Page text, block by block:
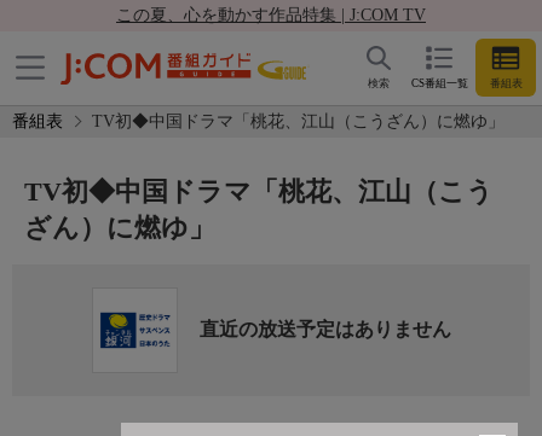
この夏、心を動かす作品特集 | J:COM TV
CS番組一覧 番組表
検索
番組表 TV初◆中国ドラマ「桃花、江山（こうざん）に燃ゆ」
TV初◆中国ドラマ「桃花、江山（こう
ざん）に燃ゆ」
直近の放送予定はありません